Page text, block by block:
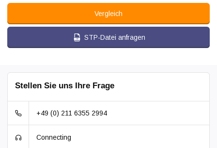
Vergleich
STP-Datei anfragen
Stellen Sie uns Ihre Frage
+49 (0) 211 6355 2994
Connecting